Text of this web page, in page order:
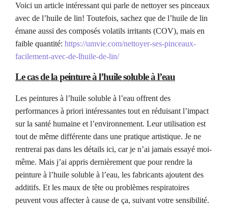
Voici un article intéressant qui parle de nettoyer ses pinceaux
avec de l’huile de lin! Toutefois, sachez que de l’huile de lin
émane aussi des composés volatils irritants (COV), mais en
faible quantité: https://umvie.com/nettoyer-ses-pinceaux-
facilement-avec-de-lhuile-de-lin/
Le cas de la peinture à l’huile soluble à l’eau
Les peintures à l’huile soluble à l’eau offrent des
performances à priori intéressantes tout en réduisant l’impact
sur la santé humaine et l’environnement. Leur utilisation est
tout de même différente dans une pratique artistique. Je ne
rentrerai pas dans les détails ici, car je n’ai jamais essayé moi-
même. Mais j’ai appris dernièrement que pour rendre la
peinture à l’huile soluble à l’eau, les fabricants ajoutent des
additifs. Et les maux de tête ou problèmes respiratoires
peuvent vous affecter à cause de ça, suivant votre sensibilité.